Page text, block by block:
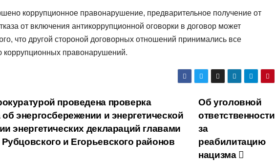
коррупционное правонарушение, предварительное получение от
от включения антикоррупционной оговорки в договор может
что другой стороной договорных отношений принимались все
правонарушений.
Об уголовной
ответственности
за
реабилитацию
нацизма
проведена проверка
энергосбережении и энергетической
энергетических деклараций главами
и Егорьевского районов